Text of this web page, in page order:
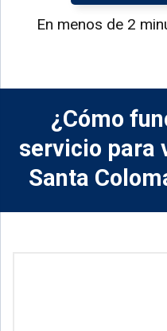
En menos de 2
¿Cómo
servicio para
Santa